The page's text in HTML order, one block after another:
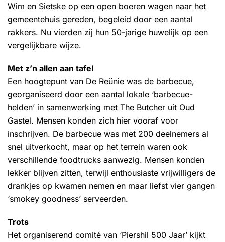
Wim en Sietske op een open boeren wagen naar het
gemeentehuis gereden, begeleid door een aantal
rakkers. Nu vierden zij hun 50-jarige huwelijk op een
vergelijkbare wijze.
Met z’n allen aan tafel
Een hoogtepunt van De Reünie was de barbecue,
georganiseerd door een aantal lokale ‘barbecue-
helden’ in samenwerking met The Butcher uit Oud
Gastel. Mensen konden zich hier vooraf voor
inschrijven. De barbecue was met 200 deelnemers al
snel uitverkocht, maar op het terrein waren ook
verschillende foodtrucks aanwezig. Mensen konden
lekker blijven zitten, terwijl enthousiaste vrijwilligers de
drankjes op kwamen nemen en maar liefst vier gangen
‘smokey goodness’ serveerden.
Trots
Het organiserend comité van ‘Piershil 500 Jaar’ kijkt